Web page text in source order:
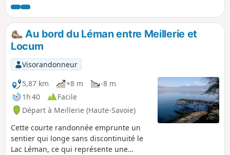
public. Cette randonnée, qui nécessite d'avoir le pied sûr,
permet tout d'abord de découvrir deux anciennes carrières,
celles de la Balme et de la Balle, et offre de superbes
panoramas sur le Lac Léman. Le retour s'effectue sur un
sentier en bord de lac.
Au bord du Léman entre Meillerie et
Locum
Visorandonneur
5,87 km
+8 m
-8 m
1h 40
Facile
Départ à Meillerie (Haute-Savoie)
Cette courte randonnée emprunte un
sentier qui longe sans discontinuité le
Lac Léman, ce qui représente une